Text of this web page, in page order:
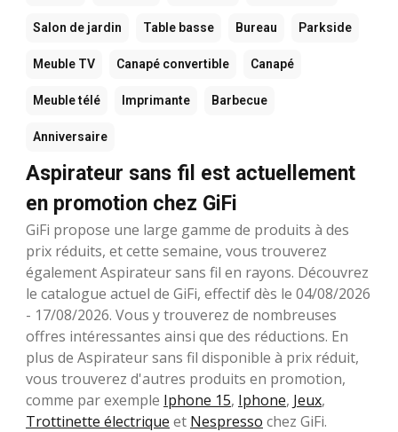
Salon de jardin Table basse Bureau Parkside
Meuble TV Canapé convertible Canapé
Meuble télé Imprimante Barbecue
Anniversaire
Aspirateur sans fil est actuellement
en promotion chez GiFi
GiFi propose une large gamme de produits à des
prix réduits, et cette semaine, vous trouverez
également Aspirateur sans fil en rayons. Découvrez
le catalogue actuel de GiFi, effectif dès le 04/08/2026
- 17/08/2026. Vous y trouverez de nombreuses
offres intéressantes ainsi que des réductions. En
plus de Aspirateur sans fil disponible à prix réduit,
vous trouverez d'autres produits en promotion,
comme par exemple Iphone 15, Iphone, Jeux,
Trottinette électrique et Nespresso chez GiFi.